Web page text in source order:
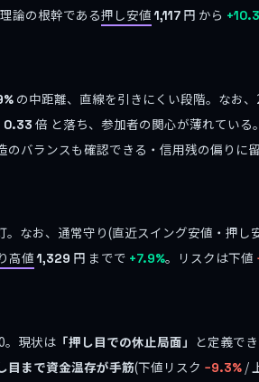
論の根幹である押し安値 1,117 円 から
の中距離、直線を引きにくい段階。なお
0.33 倍 と落ち、参加者の関心が薄れてい
バランスも確認できる・信用残の偏りに留
。なお、通常守り(直近スイング安値・押
高値 1,329 円 までで +7.9%。リスクは下値
。現状は 「押し目での休止局面」 と定義で
目まで資金温存が手筋(下値リスク −9.3% /